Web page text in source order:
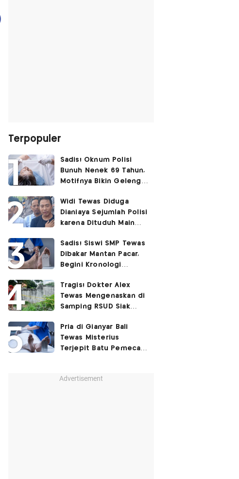
Terpopuler
Sadis! Oknum Polisi
Bunuh Nenek 69 Tahun,
Motifnya Bikin Geleng
Widi Tewas Diduga
Dianiaya Sejumlah Polisi
karena Dituduh Main
Sadis! Siswi SMP Tewas
Dibakar Mantan Pacar,
Begini Kronologi
Tragis! Dokter Alex
Tewas Mengenaskan di
Samping RSUD Siak
Rocuronium
Pria di Gianyar Bali
Tewas Misterius
Terjepit Batu Pemecah
Advertisement